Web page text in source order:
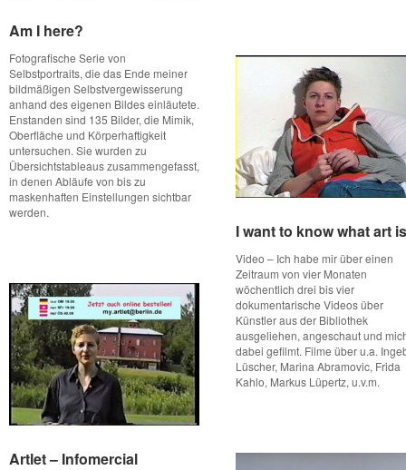
Am I here?
Fotografische Serie von
Selbstportraits, die das Ende meiner
bildmäßigen Selbstvergewisserung
anhand des eigenen Bildes einläutete.
Enstanden sind 135 Bilder, die Mimik,
Oberfläche und Körperhaftigkeit
untersuchen. Sie wurden zu
Übersichtstableaus zusammengefasst,
in denen Abläufe von bis zu
maskenhaften Einstellungen sichtbar
werden.
Am I here?
I want to know what art is
Video – Ich habe mir über einen
Zeitraum von vier Monaten
wöchentlich drei bis vier
dokumentarische Videos über
Künstler aus der Bibliothek
ausgeliehen, angeschaut und
dabei gefilmt. Filme über u.a.
Lüscher, Marina Abramovic, Frida
Kahlo, Markus Lüpertz, u.v.m.
I want to know what art is
Artlet – Infomercial
Artlet – Infomercial